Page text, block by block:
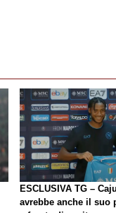
ESCLUSIVA TG –
avrebbe anche il suo